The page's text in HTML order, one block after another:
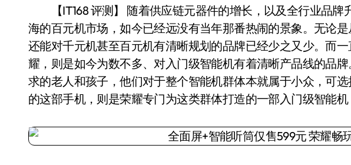
【IT168 评测】 随着供应链元器件的增长，以及全行业品牌
海的百元机市场，如今已经远没有当年那番热闹的景象。无论
还能对千元机甚至百元机有清晰规划的品牌已经少之又少。而
耀，则是如今为数不多、对入门级智能机有着清晰产品线的品
求的老人和孩子，他们对于整个智能机群体本就属于小众，可
的这部手机，则是荣耀专门为这类群体打造的一部入门级智能机